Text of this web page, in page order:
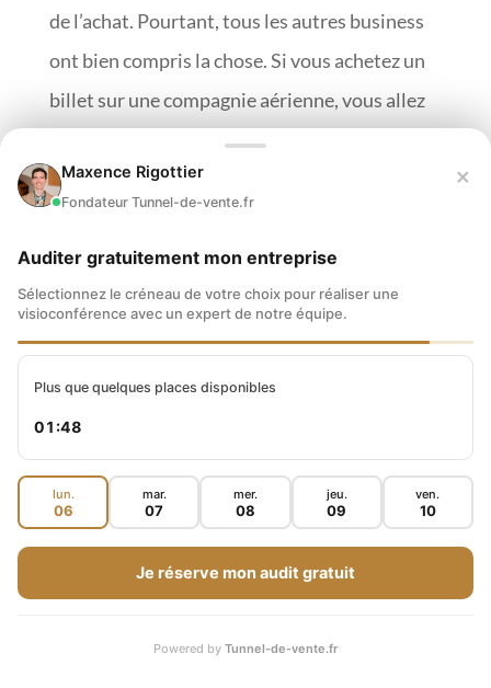
de l’achat. Pourtant, tous les autres business
ont bien compris la chose. Si vous achetez un
billet sur une compagnie aérienne, vous allez
avoir plein d’options que pour vous dépensiez
plein d’argent dans votre billet. La première
assurance ? Est-ce que vous voulez une
location de voiture à l’arrivée ? Est-ce que vous
voulez louer un hôtel à l’arrivée ? Est-ce que…
Maxence : vous avez d’autres bagages
Romain : d’autres bagages. Est-ce que vous
Certaines personnes achètent juste le billet et
Maxence Rigottier
Fondateur Tunnel-de-vente.fr
×
Auditer gratuitement mon entreprise
Sélectionnez le créneau de votre choix pour réaliser une
visioconférence avec un expert de notre équipe.
Plus que quelques places disponibles
01:47
lun.
06
mar.
07
mer.
08
jeu.
09
ven.
10
Je réserve mon audit gratuit
Powered by Tunnel-de-vente.fr